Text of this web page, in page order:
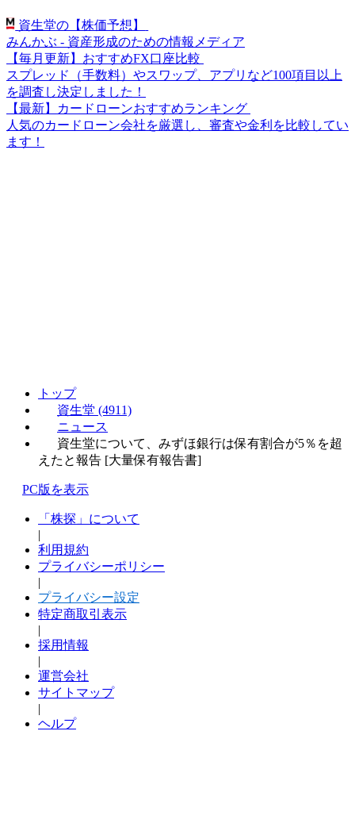
資生堂の【株価予想】
みんかぶ - 資産形成のための情報メディア
【毎月更新】おすすめFX口座比較
スプレッド（手数料）やスワップ、アプリなど100項目以上
を調査し決定しました！
【最新】カードローンおすすめランキング
人気のカードローン会社を厳選し、審査や金利を比較してい
ます！
トップ
資生堂 (4911)
ニュース
資生堂について、みずほ銀行は保有割合が5％を超
えたと報告 [大量保有報告書]
PC版を表示
「株探」について
|
利用規約
プライバシーポリシー
|
プライバシー設定
特定商取引表示
|
採用情報
|
運営会社
サイトマップ
|
ヘルプ